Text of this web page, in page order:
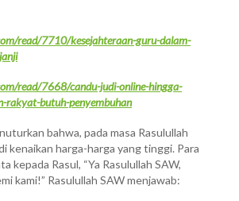
read/7710/kesejahteraan-guru-dalam-
read/7668/candu-judi-online-hingga-
rakyat-butuh-penyembuhan
bahwa, pada masa Rasulullah
kenaikan harga-harga yang tinggi. Para
kepada Rasul, “Ya Rasulullah SAW,
kami!” Rasulullah SAW menjawab: